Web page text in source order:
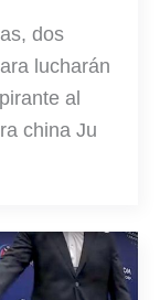
dos
lucharán
al
china Ju